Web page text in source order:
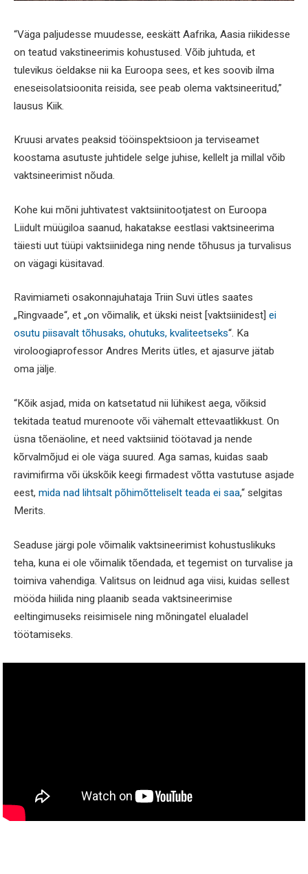
“Väga paljudesse muudesse, eeskätt Aafrika, Aasia riikidesse
on teatud vakstineerimis kohustused. Võib juhtuda, et
tulevikus öeldakse nii ka Euroopa sees, et kes soovib ilma
eneseisolatsioonita reisida, see peab olema vaktsineeritud,”
lausus Kiik.
Kruusi arvates peaksid tööinspektsioon ja terviseamet
koostama asutuste juhtidele selge juhise, kellelt ja millal võib
vaktsineerimist nõuda.
Kohe kui mõni juhtivatest vaktsiinitootjatest on Euroopa
Liidult müügiloa saanud, hakatakse eestlasi vaktsineerima
täiesti uut tüüpi vaktsiinidega ning nende tõhusus ja turvalisus
on vägagi küsitavad.
Ravimiameti osakonnajuhataja Triin Suvi ütles saates
„Ringvaade“, et „on võimalik, et ükski neist [vaktsiinidest] ei
osutu piisavalt tõhusaks, ohutuks, kvaliteetseks“. Ka
viroloogiaprofessor Andres Merits ütles, et ajasurve jätab
oma jälje.
“Kõik asjad, mida on katsetatud nii lühikest aega, võiksid
tekitada teatud murenoote või vähemalt ettevaatlikkust. On
üsna tõenäoline, et need vaktsiinid töötavad ja nende
kõrvalmõjud ei ole väga suured. Aga samas, kuidas saab
ravimifirma või ükskõik keegi firmadest võtta vastutuse asjade
eest, mida nad lihtsalt põhimõtteliselt teada ei saa,“ selgitas
Merits.
Seaduse järgi pole võimalik vaktsineerimist kohustuslikuks
teha, kuna ei ole võimalik tõendada, et tegemist on turvalise ja
toimiva vahendiga. Valitsus on leidnud aga viisi, kuidas sellest
mööda hiilida ning plaanib seada vaktsineerimise
eeltingimuseks reisimisele ning mõningatel elualadel
töötamiseks.